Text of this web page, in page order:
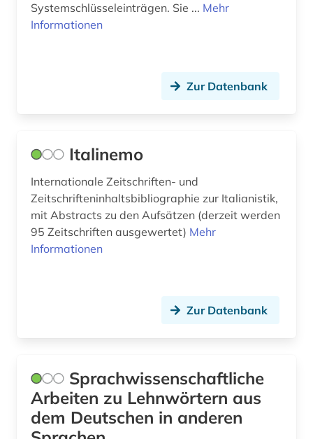
kognitive linguistik (1)
kultur (2)
kulturwissenschaften (24)
kunstgeschichte (1)
laut (1)
lehnwort (2)
Systemschlüsseleinträgen. Sie ... Mehr
Informationen
Zur Datenbank
Italinemo
Internationale Zeitschriften- und
Zeitschrifteninhaltsbibliographie zur Italianistik,
mit Abstracts zu den Aufsätzen (derzeit werden
95 Zeitschriften ausgewertet) Mehr
Informationen
Zur Datenbank
Sprachwissenschaftliche
Arbeiten zu Lehnwörtern aus
dem Deutschen in anderen